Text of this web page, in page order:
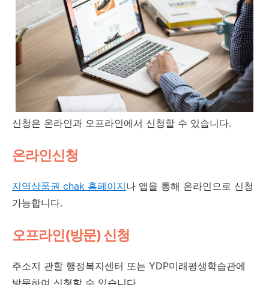
신청은 온라인과 오프라인에서 신청할 수 있습니다.
온라인신청
지역상품권 chak 홈페이지나 앱을 통해 온라인으로 신청
가능합니다.
오프라인(방문) 신청
주소지 관할 행정복지센터 또는 YDP미래평생학습관에